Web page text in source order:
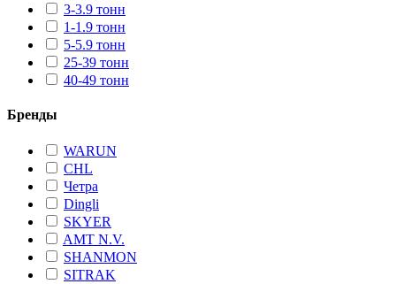
3-3.9 тонн
1-1.9 тонн
5-5.9 тонн
25-39 тонн
40-49 тонн
Бренды
WARUN
CHL
Четра
Dingli
SKYER
AMT N.V.
SHANMON
SITRAK